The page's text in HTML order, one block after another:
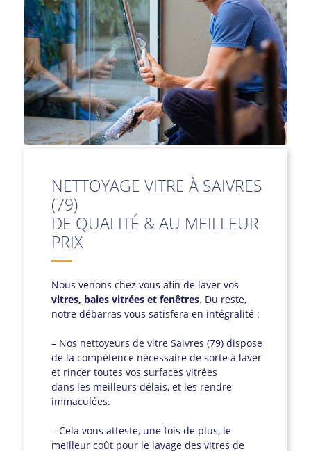
NETTOYAGE VITRE À SAIVRES
(79)
DE QUALITÉ & AU MEILLEUR
PRIX
Nous venons chez vous afin de laver vos
vitres, baies vitrées et fenêtres. Du reste,
notre débarras vous satisfera en intégralité :
– Nos nettoyeurs de vitre Saivres (79) dispose
de la compétence nécessaire de sorte à laver
et rincer toutes vos surfaces vitrées
dans les meilleurs délais, et les rendre
immaculées.
– Cela vous atteste, une fois de plus, le
meilleur coût pour le lavage des vitres de